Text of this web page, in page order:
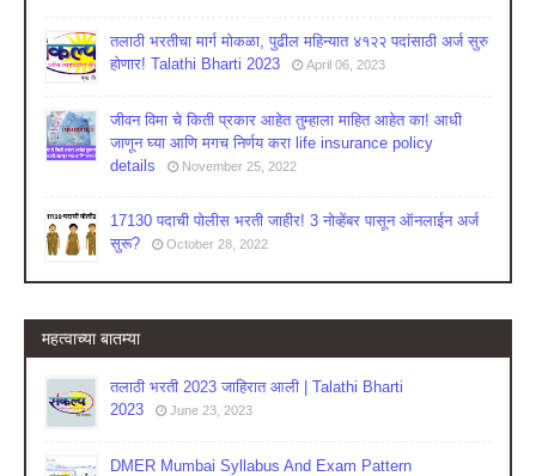
तलाठी भरतीचा मार्ग मोकळा, पुढील महिन्यात ४१२२ पदांसाठी अर्ज सुरु
होणार! Talathi Bharti 2023
April 06, 2023
जीवन विमा चे किती प्रकार आहेत तुम्हाला माहित आहेत का! आधी
जाणून घ्या आणि मगच निर्णय करा life insurance policy
details
November 25, 2022
17130 पदाची पोलीस भरती जाहीर! 3 नोव्हेंबर पासून ऑनलाईन अर्ज
सुरू?
October 28, 2022
महत्वाच्या बातम्या
तलाठी भरती 2023 जाहिरात आली | Talathi Bharti
2023
June 23, 2023
DMER Mumbai Syllabus And Exam Pattern